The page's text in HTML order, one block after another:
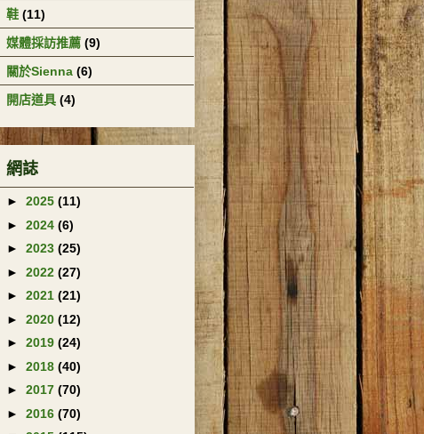
鞋 (11)
媒體採訪推薦 (9)
關於Sienna (6)
開店道具 (4)
網誌
► 2025 (11)
► 2024 (6)
► 2023 (25)
► 2022 (27)
► 2021 (21)
► 2020 (12)
► 2019 (24)
► 2018 (40)
► 2017 (70)
► 2016 (70)